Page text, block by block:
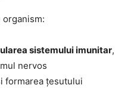
sistemului imunitar,
nervos
formarea țesutului